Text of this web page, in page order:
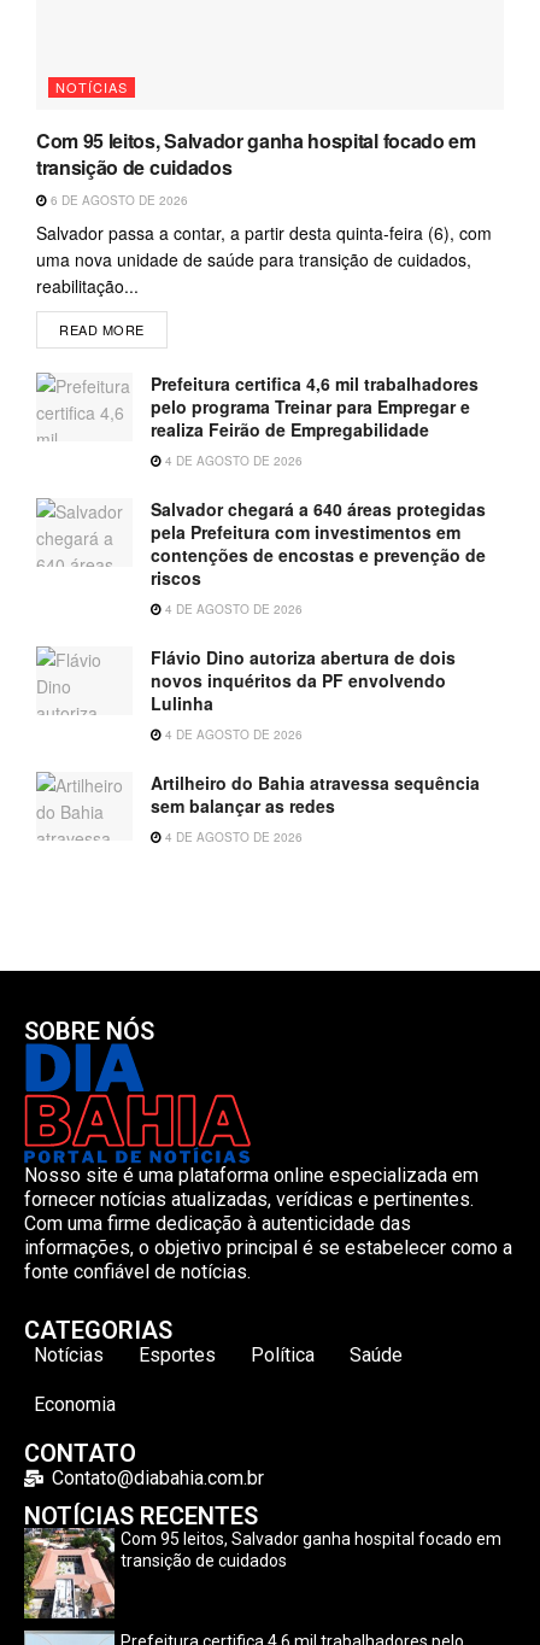
NOTÍCIAS
Com 95 leitos, Salvador ganha hospital focado em
transição de cuidados
6 DE AGOSTO DE 2026
Salvador passa a contar, a partir desta quinta-feira (6), com
uma nova unidade de saúde para transição de cuidados,
reabilitação...
READ MORE
Prefeitura certifica 4,6 mil trabalhadores
pelo programa Treinar para Empregar e
realiza Feirão de Empregabilidade
4 DE AGOSTO DE 2026
Salvador chegará a 640 áreas protegidas
pela Prefeitura com investimentos em
contenções de encostas e prevenção de
riscos
4 DE AGOSTO DE 2026
Flávio Dino autoriza abertura de dois
novos inquéritos da PF envolvendo
Lulinha
4 DE AGOSTO DE 2026
Artilheiro do Bahia atravessa sequência
sem balançar as redes
4 DE AGOSTO DE 2026
SOBRE NÓS
Nosso site é uma plataforma online especializada em
fornecer notícias atualizadas, verídicas e pertinentes.
Com uma firme dedicação à autenticidade das
informações, o objetivo principal é se estabelecer como a
fonte confiável de notícias.
CATEGORIAS
Notícias Esportes Política Saúde
Economia
CONTATO
Contato@diabahia.com.br
NOTÍCIAS RECENTES
Com 95 leitos, Salvador ganha hospital focado em
transição de cuidados